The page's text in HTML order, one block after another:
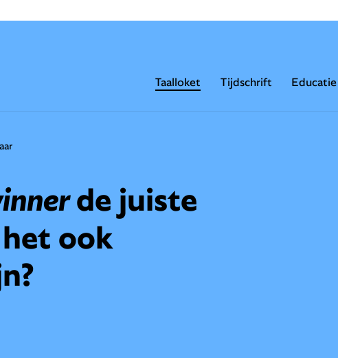
Taalloket Tijdschrift Educatie
de juiste
ook